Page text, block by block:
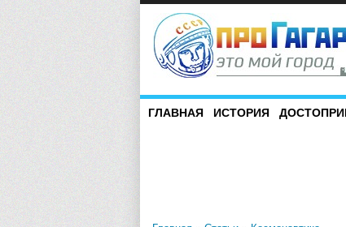
ГЛАВНАЯ ИСТОРИЯ